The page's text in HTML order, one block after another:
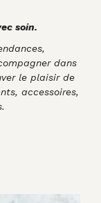
soin.
dans
le plaisir de
accessoires,